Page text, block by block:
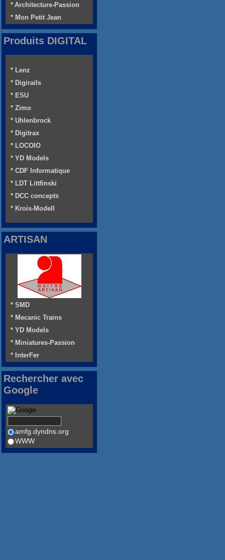
* Architecture-Passion
* Mon Petit Jean
Produits DIGITAL
* Lenz
* Digirails
* ESU
* Zimo
* Uhlenbrock
* Digitrax
* LOCOIO
* YD Models
* CDF Informatique
* LDT Littfinski
* DCC concepts
* Krois-Modell
ARTISAN
* SMD
* Mecanic Trains
* YD Models
* Miniatures-Passion
* InterFer
Rechercher avec
Google
amfg.dyndns.org
WWW